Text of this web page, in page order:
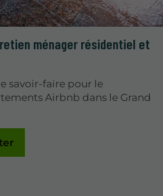
ménager résidentiel et
savoir-faire pour le
Airbnb dans le Grand